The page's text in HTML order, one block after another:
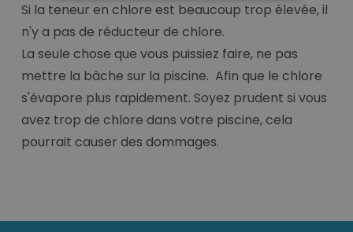
Si la teneur en chlore est beaucoup trop élevée, il
n'y a pas de réducteur de chlore.
La seule chose que vous puissiez faire, ne pas
mettre la bâche sur la piscine. Afin que le chlore
s'évapore plus rapidement. Soyez prudent si vous
avez trop de chlore dans votre piscine, cela
pourrait causer des dommages.